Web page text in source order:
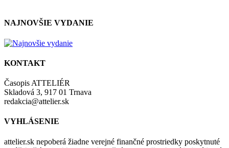
NAJNOVŠIE VYDANIE
KONTAKT
Časopis ATTELIÉR
Skladová 3, 917 01 Trnava
redakcia@attelier.sk
VYHLÁSENIE
attelier.sk nepoberá žiadne verejné finančné prostriedky poskytnuté